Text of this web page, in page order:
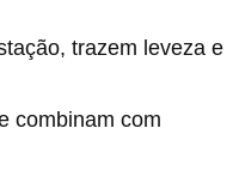
trazem leveza e
combinam com